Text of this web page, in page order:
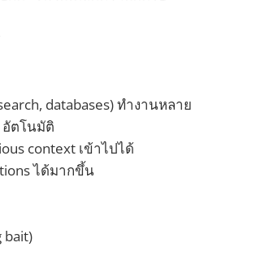
databases) ทำงานหลาย
อัตโนมัติ
context เข้าไปได้
ได้มากขึ้น
bait)